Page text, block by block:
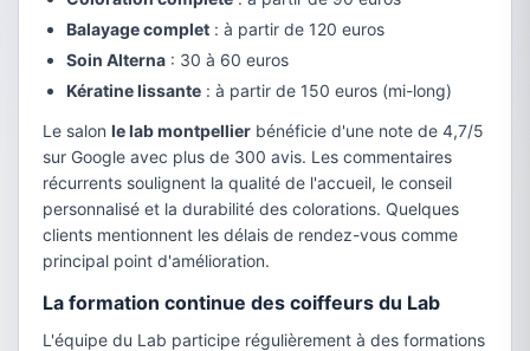
Balayage complet : à partir de 120 euros
Soin Alterna : 30 à 60 euros
Kératine lissante : à partir de 150 euros (mi-long)
Le salon le lab montpellier bénéficie d'une note de 4,7/5
sur Google avec plus de 300 avis. Les commentaires
récurrents soulignent la qualité de l'accueil, le conseil
personnalisé et la durabilité des colorations. Quelques
clients mentionnent les délais de rendez-vous comme
principal point d'amélioration.
La formation continue des coiffeurs du Lab
L'équipe du Lab participe régulièrement à des formations